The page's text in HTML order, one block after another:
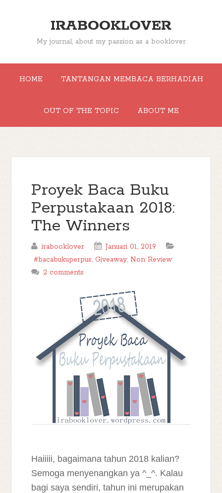
IRABOOKLOVER
My journal, about my passion as a booklover
HOME TANTANGAN MEMBACA BERHADIAH
OUT OF THE TOPIC ABOUT ME
Proyek Baca Buku
Perpustakaan 2018:
The Winners
irabooklover
Januari 01, 2019
#bacabukuperpus, Giveaway, Non Review
2 comments
Haiiiii, bagaimana tahun 2018 kalian?
Semoga menyenangkan ya ^_^. Kalau
bagi saya sendiri, tahun ini merupakan